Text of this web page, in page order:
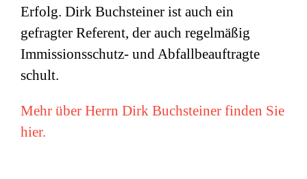
Erfolg. Dirk Buchsteiner ist auch ein
gefragter Referent, der auch regelmäßig
Immissionsschutz- und Abfallbeauftragte
schult.
Mehr über Herrn Dirk Buchsteiner finden Sie
hier.